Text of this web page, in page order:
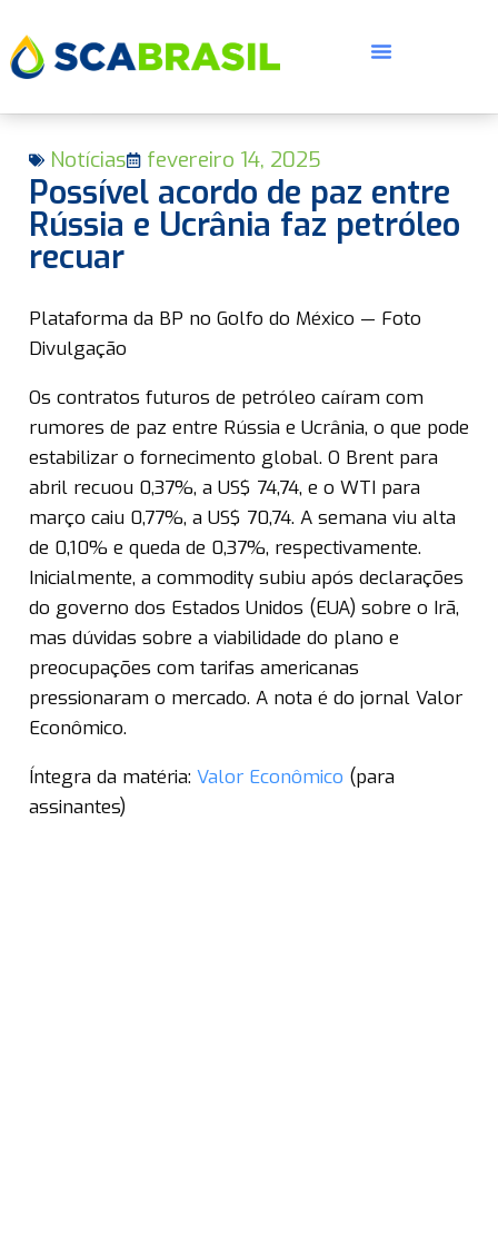
Notícias fevereiro 14, 2025
Possível acordo de paz entre
Rússia e Ucrânia faz petróleo
recuar
Plataforma da BP no Golfo do México — Foto
Divulgação
Os contratos futuros de petróleo caíram com
rumores de paz entre Rússia e Ucrânia, o que pode
estabilizar o fornecimento global. O Brent para
abril recuou 0,37%, a US$ 74,74, e o WTI para
março caiu 0,77%, a US$ 70,74. A semana viu alta
de 0,10% e queda de 0,37%, respectivamente.
Inicialmente, a commodity subiu após declarações
do governo dos Estados Unidos (EUA) sobre o Irã,
mas dúvidas sobre a viabilidade do plano e
preocupações com tarifas americanas
pressionaram o mercado. A nota é do jornal Valor
Econômico.
Íntegra da matéria: Valor Econômico (para
assinantes)